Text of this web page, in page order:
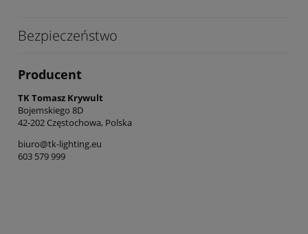
Bezpieczeństwo
Producent
TK Tomasz Krywult
Bojemskiego 8D
42-202 Częstochowa, Polska
biuro@tk-lighting.eu
603 579 999